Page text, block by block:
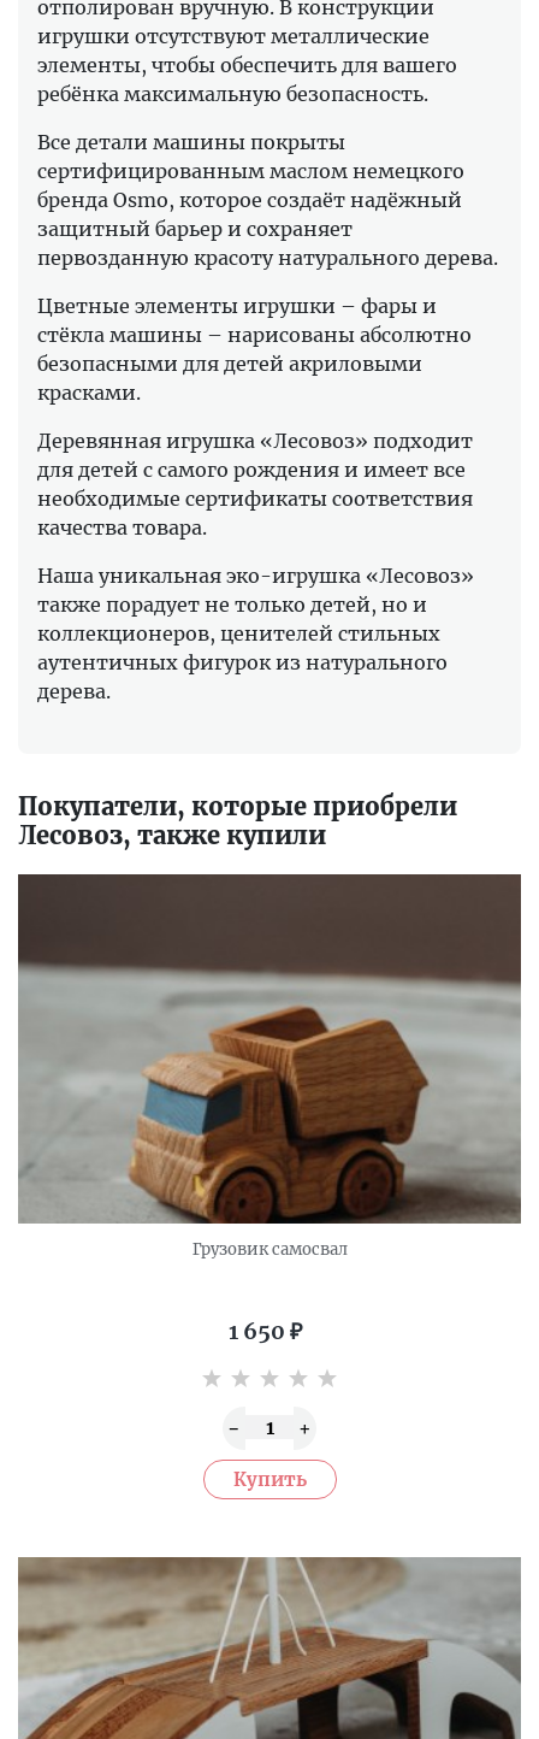
отполирован вручную. В конструкции
игрушки отсутствуют металлические
элементы, чтобы обеспечить для вашего
ребёнка максимальную безопасность.
Все детали машины покрыты
сертифицированным маслом немецкого
бренда Osmo, которое создаёт надёжный
защитный барьер и сохраняет
первозданную красоту натурального дерева.
Цветные элементы игрушки – фары и
стёкла машины – нарисованы абсолютно
безопасными для детей акриловыми
красками.
Деревянная игрушка «Лесовоз» подходит
для детей с самого рождения и имеет все
необходимые сертификаты соответствия
качества товара.
Наша уникальная эко-игрушка «Лесовоз»
также порадует не только детей, но и
коллекционеров, ценителей стильных
аутентичных фигурок из натурального
дерева.
Покупатели, которые приобрели
Лесовоз, также купили
Грузовик самосвал
1 650 ₽